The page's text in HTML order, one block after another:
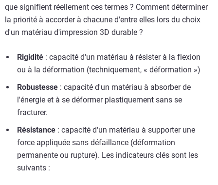
que signifient réellement ces termes ? Comment déterminer
la priorité à accorder à chacune d'entre elles lors du choix
d'un matériau d'impression 3D durable ?
Rigidité : capacité d'un matériau à résister à la flexion
ou à la déformation (techniquement, « déformation »)
Robustesse : capacité d'un matériau à absorber de
l'énergie et à se déformer plastiquement sans se
fracturer.
Résistance : capacité d'un matériau à supporter une
force appliquée sans défaillance (déformation
permanente ou rupture). Les indicateurs clés sont les
suivants :